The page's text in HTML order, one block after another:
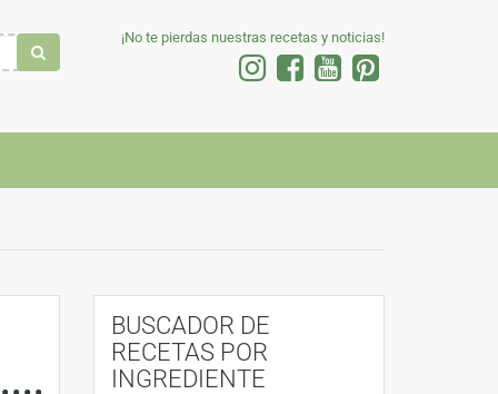
¡No te pierdas nuestras recetas y noticias!
BUSCADOR DE
RECETAS POR
INGREDIENTE